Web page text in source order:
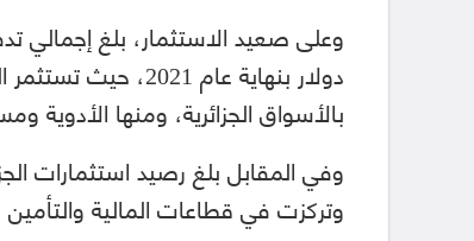
دولار بنهاية عام
بالأسواق الجزائرية، ومنها الأدوية
وتركزت في قطاعات المالية والتأمين